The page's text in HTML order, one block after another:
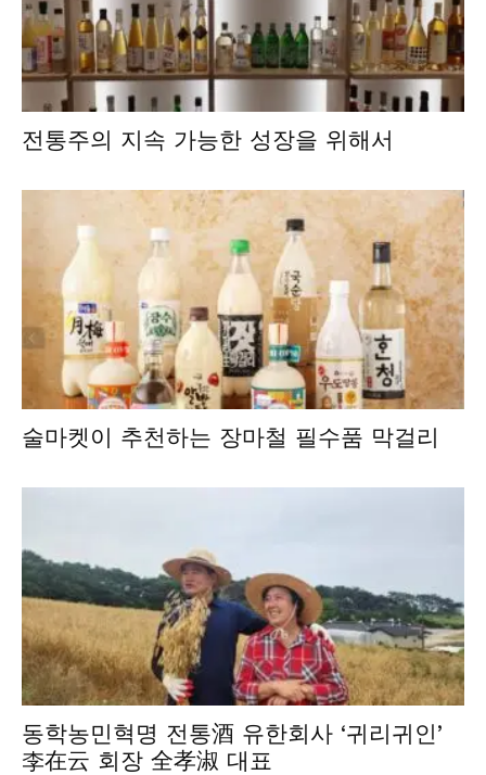
전통주의 지속 가능한 성장을 위해서
술마켓이 추천하는 장마철 필수품 막걸리
동학농민혁명 전통酒 유한회사 ‘귀리귀인’
李在云 회장 全孝淑 대표